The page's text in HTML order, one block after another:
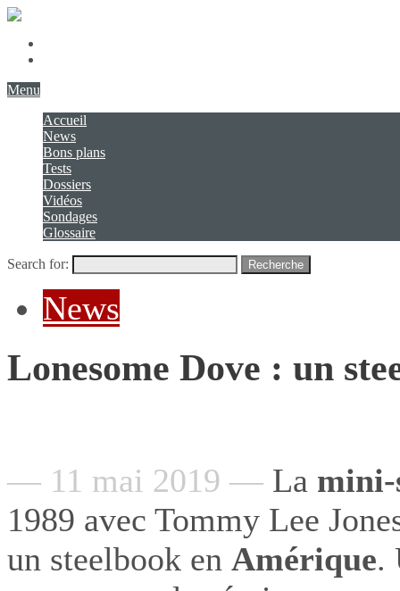
Menu
Accueil
News
Bons plans
Tests
Dossiers
Vidéos
Sondages
Glossaire
Search for: Recherche
News
Lonesome Dove : un
— 11 mai 2019 — La mini-
1989 avec Tommy Lee
un steelbook en Amérique.